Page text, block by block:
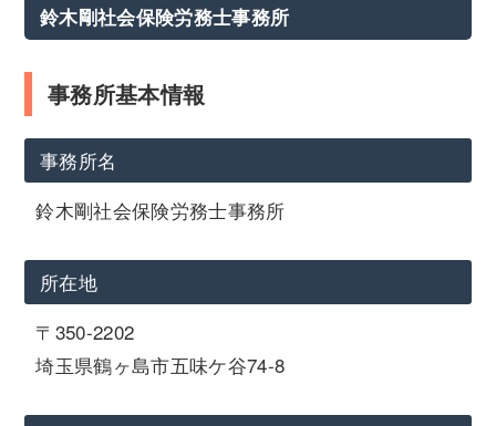
鈴木剛社会保険労務士事務所
事務所基本情報
事務所名
鈴木剛社会保険労務士事務所
所在地
〒350-2202
埼玉県鶴ヶ島市五味ケ谷74-8